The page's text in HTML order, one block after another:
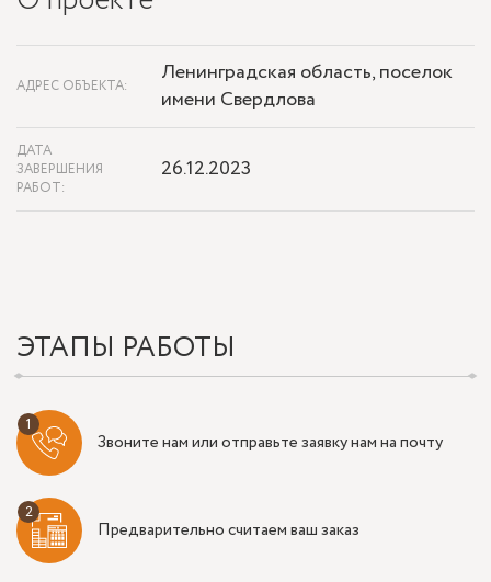
АДРЕС ОБЪЕКТА:
Ленинградская область, поселок
имени Свердлова
ДАТА
ЗАВЕРШЕНИЯ
РАБОТ:
26.12.2023
ЭТАПЫ РАБОТЫ
Звоните нам или отправьте заявку нам на почту
Предварительно считаем ваш заказ